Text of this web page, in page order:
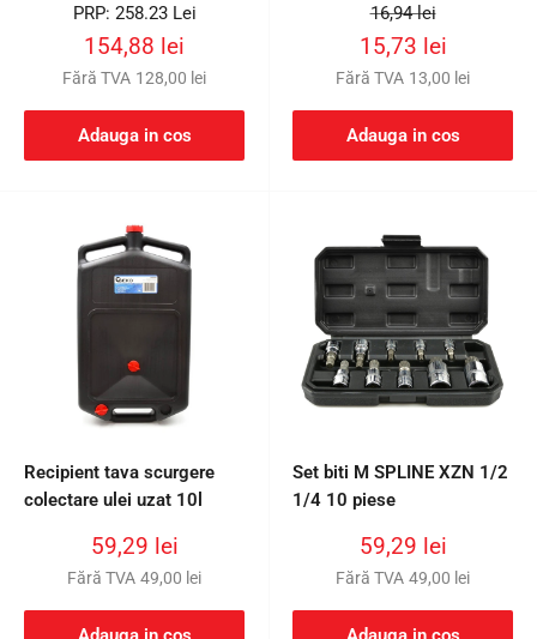
tFSI , cbza, cbzb, cbzc axu,
bag, bkg, blf, blg, bln, blp,
bmy, bts, bwk caxa
Preț
PRP: 258.23 Lei
Preț
redus
154,88 lei
Fără TVA 128,00 lei
Adauga in cos
Preț
16,94 lei
Preț
redus
15,73 lei
Fără TVA 13,00 lei
Adauga in cos
Recipient tava scurgere
colectare ulei uzat 10l
Preț
redus
59,29 lei
Fără TVA 49,00 lei
Set biti M SPLINE XZN 1/2
1/4 10 piese
Preț
redus
59,29 lei
Fără TVA 49,00 lei